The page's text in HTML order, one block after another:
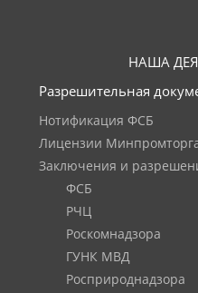
НАША
Разрешительная
Нотификация ФСБ
Лицензии
Заключения и
ФСБ
РЧЦ
Роскомнадзора
ГУНК МВД
Росприроднадзора